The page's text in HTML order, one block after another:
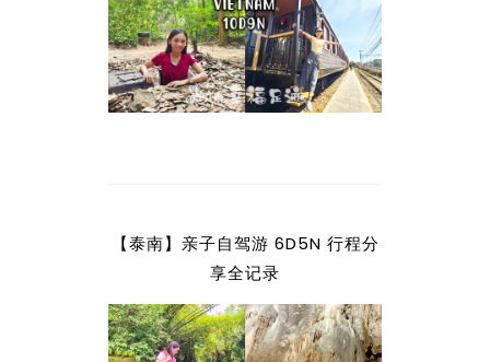
【泰南】亲子自驾游 6D5N 行程分
享全记录